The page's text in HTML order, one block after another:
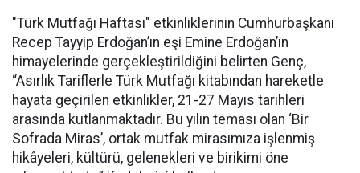
"Türk Mutfağı Haftası" etkinliklerinin Cumhurbaşkanı
Recep Tayyip Erdoğan’ın eşi Emine Erdoğan’ın
himayelerinde gerçekleştirildiğini belirten Genç,
“Asırlık Tariflerle Türk Mutfağı kitabından hareketle
hayata geçirilen etkinlikler, 21-27 Mayıs tarihleri
arasında kutlanmaktadır. Bu yılın teması olan ‘Bir
Sofrada Miras’, ortak mutfak mirasımıza işlenmiş
hikâyeleri, kültürü, gelenekleri ve birikimi öne